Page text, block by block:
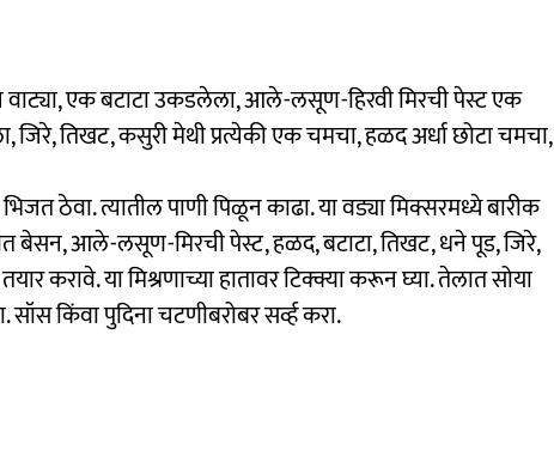
वाट्या, एक बटाटा उकडलेला, आले-लसूण-हिरवी मिरची पेस्ट एक
जिरे, तिखट, कसुरी मेथी प्रत्येकी एक चमचा, हळद अर्धा छोटा चमचा,
ठेवा. त्यातील पाणी पिळून काढा. या वड्या मिक्सरमध्ये बारीक
बेसन, आले-लसूण-मिरची पेस्ट, हळद, बटाटा, तिखट, धने पूड, जिरे,
करावे. या मिश्रणाच्या हातावर टिक्क्या करून घ्या. तेलात सोया
किंवा पुदिना चटणीबरोबर सर्व्ह करा.